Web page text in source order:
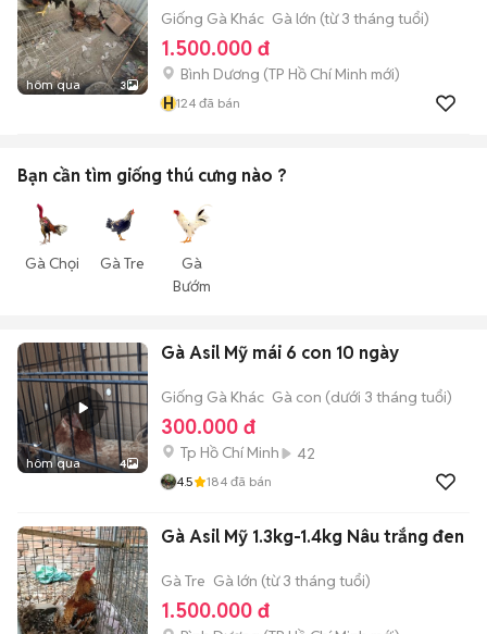
hôm qua 3
Giống Gà Khác Gà lớn (từ 3 tháng tuổi)
1.500.000 đ
Bình Dương (TP Hồ Chí Minh mới)
H124 đã bán
Bạn cần tìm giống thú cưng nào ?
Gà Chọi Gà Tre
Gà
Bướm
hôm qua 4
Gà Asil Mỹ mái 6 con 10 ngày
Giống Gà Khác Gà con (dưới 3 tháng tuổi)
300.000 đ
Tp Hồ Chí Minh 42
4.5 184 đã bán
Gà Asil Mỹ 1.3kg-1.4kg Nâu trắng đen
Gà Tre Gà lớn (từ 3 tháng tuổi)
1.500.000 đ